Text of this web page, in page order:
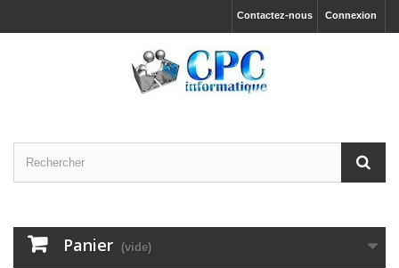
Connexion
Contactez-nous
Panier (vide)